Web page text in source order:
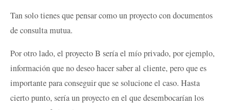
Tan solo tienes que pensar como un proyecto con documentos
de consulta mutua.
Por otro lado, el proyecto B sería el mío privado, por ejemplo,
información que no deseo hacer saber al cliente, pero que es
importante para conseguir que se solucione el caso. Hasta
cierto punto, sería un proyecto en el que desembocarían los